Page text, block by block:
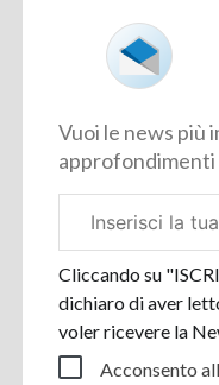
Vuoi le news più
approfondimenti
aziendale
Cliccando su
dichiaro di aver
voler ricevere la
Acconsento